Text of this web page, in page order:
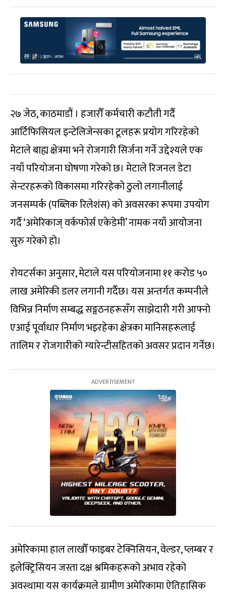
२७ जेठ, काठमाडौं । हजारौँ कर्मचारी कटौती गर्दै
आर्टिफिसियल इन्टेलिजेन्सका टूलहरू प्रयोग गरिरहेको
मेटाले बाह्य क्षेत्रमा भने रोजगारी सिर्जना गर्ने उद्देश्यले एक
नयाँ परियोजना घोषणा गरेको छ। मेटाले रिजनल डेटा
सेन्टरहरूको विकासमा गरिरहेको ठुलो लगानीलाई
जनसम्पर्क (पब्लिक रिलेशंस) को अवसरका रूपमा उपयोग
गर्दै ‘अमेरिकाज् वर्कफोर्स एकेडेमी’ नामक नयाँ आयोजना
सुरु गरेको हो।
रोयटर्सका अनुसार, मेटाले यस परियोजनामा ११ करोड ५०
लाख अमेरिकी डलर लगानी गर्दैछ। यस अन्तर्गत कम्पनीले
विभिन्न निर्माण सम्बद्ध सङ्गठनहरूसँग साझेदारी गरी आफ्नो
एआई पूर्वाधार निर्माण भइरहेका क्षेत्रका मानिसहरूलाई
तालिम र रोजगारीको ग्यारेन्टीसहितको अवसर प्रदान गर्नेछ।
अमेरिकामा हाल लाखौँ फाइबर टेक्निसियन, वेल्डर, प्लम्बर र
इलेक्ट्रिसियन जस्ता दक्ष श्रमिकहरूको अभाव रहेको
अवस्थामा यस कार्यक्रमले ग्रामीण अमेरिकामा ऐतिहासिक